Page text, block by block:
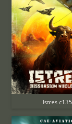
Istres c135